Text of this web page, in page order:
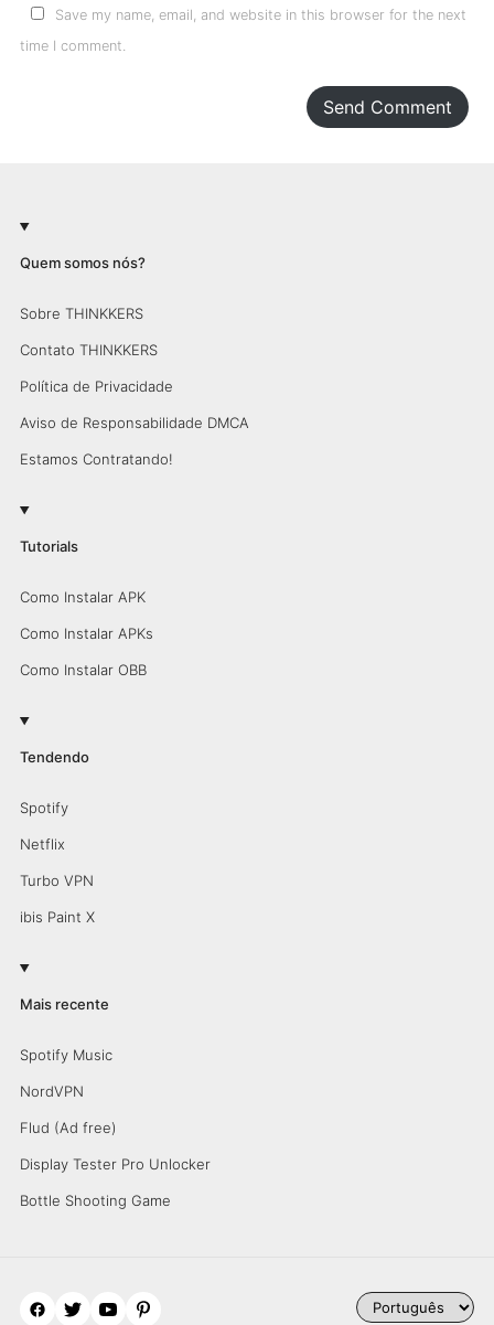
Save my name, email, and website in this browser for the next
time I comment.
Send Comment
Quem somos nós?
Sobre THINKKERS
Contato THINKKERS
Política de Privacidade
Aviso de Responsabilidade DMCA
Estamos Contratando!
Tutorials
Como Instalar APK
Como Instalar APKs
Como Instalar OBB
Tendendo
Spotify
Netflix
Turbo VPN
ibis Paint X
Mais recente
Spotify Music
NordVPN
Flud (Ad free)
Display Tester Pro Unlocker
Bottle Shooting Game